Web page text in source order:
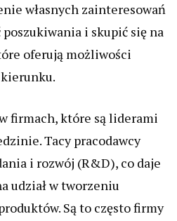
własnych zainteresowań
i skupić się na
oferują możliwości
firmach, które są liderami
Tacy pracodawcy
i rozwój (R&D), co daje
udział w tworzeniu
Są to często firmy